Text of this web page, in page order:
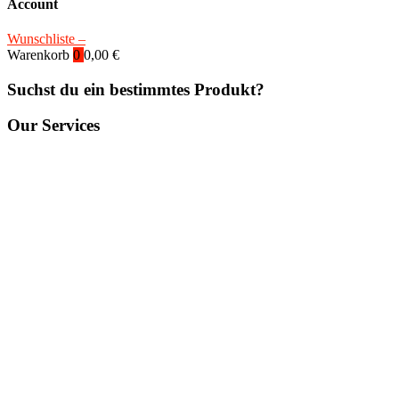
Account
Wunschliste –
Warenkorb 0 0,00 €
Suchst du ein bestimmtes Produkt?
Our Services